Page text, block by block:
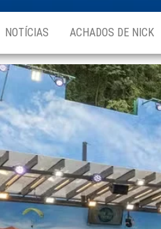
NOTÍCIAS ACHADOS DE NICK